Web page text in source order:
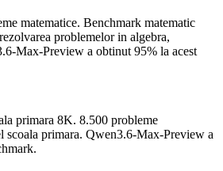
matematice. Benchmark matematic
problemelor in algebra,
Max-Preview a obtinut 95% la acest
primara 8K. 8.500 probleme
scoala primara. Qwen3.6-Max-Preview a